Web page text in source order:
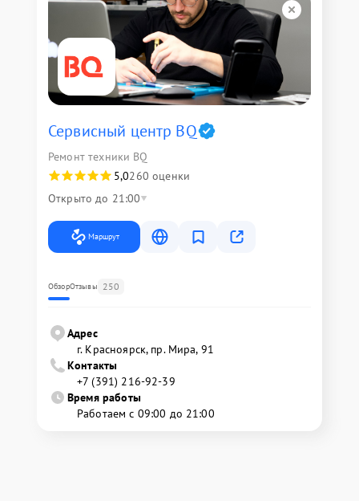
Сервисный центр BQ
Ремонт техники BQ
5,0260 оценки
Открыто до 21:00
Маршрут
ОбзорОтзывы 250
Адрес
г. Красноярск, ​пр. Мира, 91
Контакты
+7 (391) 216-92-39
Время работы
Работаем с 09:00 до 21:00